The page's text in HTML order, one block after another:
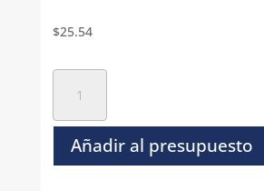
$25.54
Hexagonal
Inoxidable
316
Añadir al presupuesto